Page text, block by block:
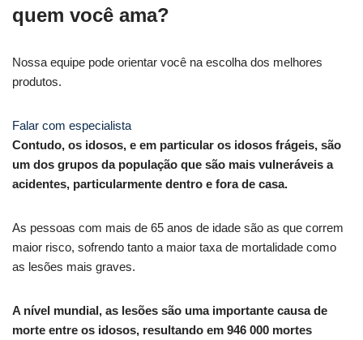
quem você ama?
Nossa equipe pode orientar você na escolha dos melhores
produtos.
Falar com especialista
Contudo, os idosos, e em particular os idosos frágeis, são
um dos grupos da população que são mais vulneráveis a
acidentes, particularmente dentro e fora de casa.
As pessoas com mais de 65 anos de idade são as que correm
maior risco, sofrendo tanto a maior taxa de mortalidade como
as lesões mais graves.
A nível mundial, as lesões são uma importante causa de
morte entre os idosos, resultando em 946 000 mortes